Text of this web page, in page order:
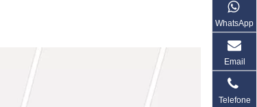
WhatsApp
Email
Telefone